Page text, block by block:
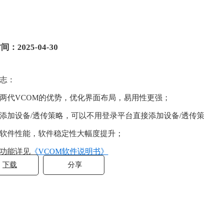
：2025-04-30
：
代VCOM的优势，优化界面布局，易用性更强；
加设备/透传策略，可以不用登录平台直接添加设备/透传
件性能，软件稳定性大幅度提升；
能详见《VCOM软件说明书》
下载 分享